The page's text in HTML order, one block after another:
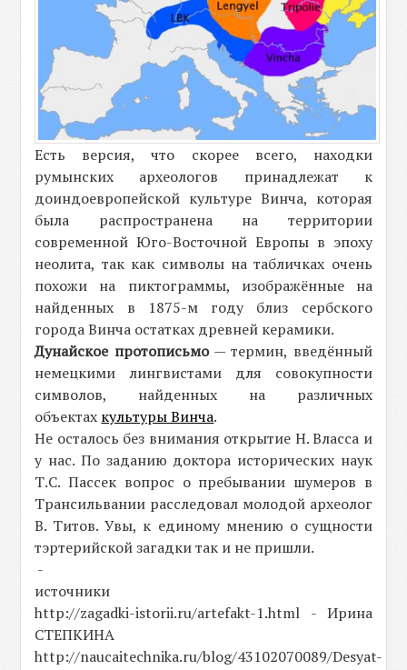
Есть версия, что скорее всего, находки
румынских археологов принадлежат к
доиндоевропейской культуре Винча, которая
была распространена на территории
современной Юго-Восточной Европы в эпоху
неолита, так как символы на табличках очень
похожи на пиктограммы, изображённые на
найденных в 1875-м году близ сербского
города Винча остатках древней керамики.
Дунайское протописьмо— термин, введённый
немецкими лингвистами для совокупности
символов, найденных на различных
объектах культуры Винча.
Не осталось без внимания открытие Н. Власса и
у нас. По заданию доктора исторических наук
Т.С. Пассек вопрос о пребывании шумеров в
Трансильвании расследовал молодой археолог
В. Титов. Увы, к единому мнению о сущности
тэртерийской загадки так и не пришли.
-
источники
http://zagadki-istorii.ru/artefakt-1.html - Ирина
СТЕПКИНА
http://naucaitechnika.ru/blog/43102070089/Desyat-